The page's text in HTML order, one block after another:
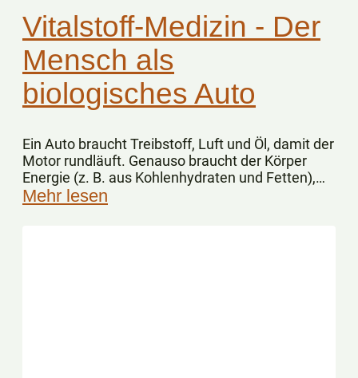
Vitalstoff-Medizin - Der
Mensch als
biologisches Auto
Ein Auto braucht Treibstoff, Luft und Öl, damit der
Motor rundläuft. Genauso braucht der Körper
Energie (z. B. aus Kohlenhydraten und Fetten),
Sauerstoff und Vitalstoffe.
Mehr lesen